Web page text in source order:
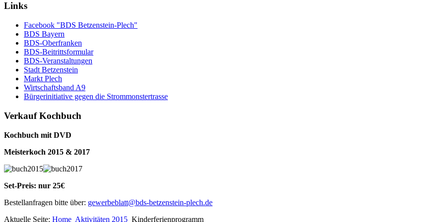
Links
Facebook "BDS Betzenstein-Plech"
BDS Bayern
BDS-Oberfranken
BDS-Beitrittsformular
BDS-Veranstaltungen
Stadt Betzenstein
Markt Plech
Wirtschaftsband A9
Bürgerinitiative gegen die Strommonstertrasse
Verkauf Kochbuch
Kochbuch mit DVD
Meisterkoch 2015 & 2017
Set-Preis: nur 25€
Bestellanfragen bitte über: gewerbeblatt@bds-betzenstein-plech.de
Aktuelle Seite: Home Aktivitäten 2015 Kinderferienprogramm